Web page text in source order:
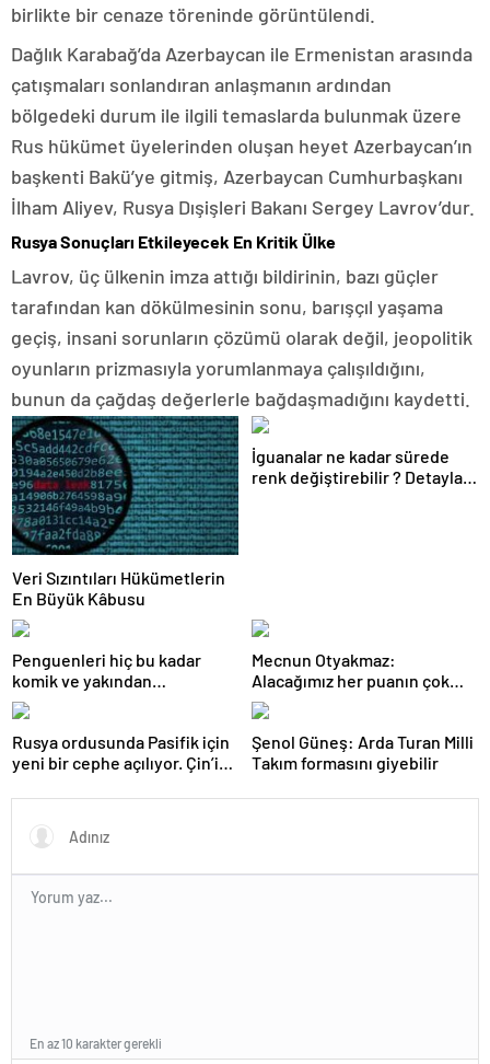
birlikte bir cenaze töreninde görüntülendi.
Dağlık Karabağ’da Azerbaycan ile Ermenistan arasında
çatışmaları sonlandıran anlaşmanın ardından
bölgedeki durum ile ilgili temaslarda bulunmak üzere
Rus hükümet üyelerinden oluşan heyet Azerbaycan’ın
başkenti Bakü’ye gitmiş, Azerbaycan Cumhurbaşkanı
İlham Aliyev, Rusya Dışişleri Bakanı Sergey Lavrov’dur.
Rusya Sonuçları Etkileyecek En Kritik Ülke
Lavrov, üç ülkenin imza attığı bildirinin, bazı güçler
tarafından kan dökülmesinin sonu, barışçıl yaşama
geçiş, insani sorunların çözümü olarak değil, jeopolitik
oyunların prizmasıyla yorumlanmaya çalışıldığını,
bunun da çağdaş değerlerle bağdaşmadığını kaydetti.
Veri Sızıntıları Hükümetlerin
En Büyük Kâbusu
İguanalar ne kadar sürede
renk değiştirebilir ? Detaylar
Penguenleri hiç bu kadar
komik ve yakından
görmemiştiniz
Mecnun Otyakmaz:
Alacağımız her puanın çok
önemi var
Rusya ordusunda Pasifik için
yeni bir cephe açılıyor. Çin’in
Şenol Güneş: Arda Turan Milli
Takım formasını giyebilir
En az 10 karakter gerekli